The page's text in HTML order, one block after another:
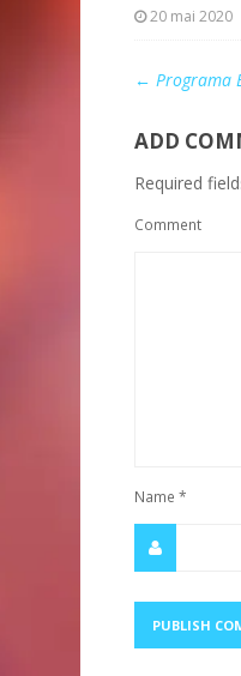
20 mai 2020
← Programa
ADD
Required
Comment
Name*